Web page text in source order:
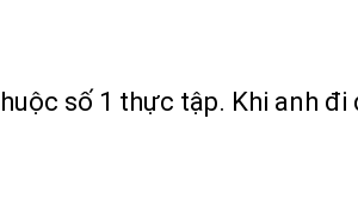
số 1 thực tập. Khi anh